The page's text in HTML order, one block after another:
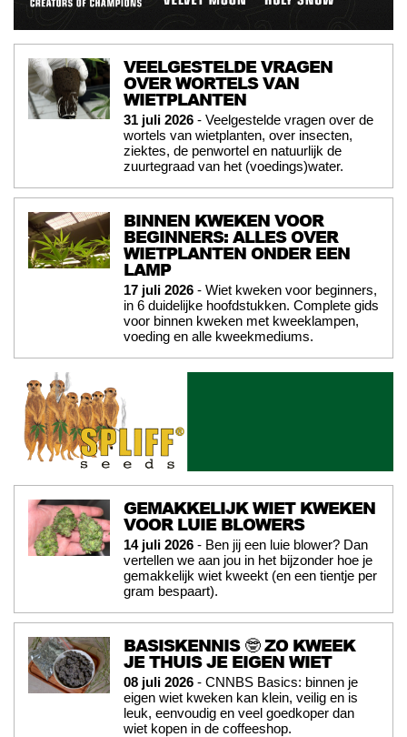
VEELGESTELDE VRAGEN
OVER WORTELS VAN
WIETPLANTEN
31 juli 2026 - Veelgestelde vragen over de
wortels van wietplanten, over insecten,
ziektes, de penwortel en natuurlijk de
zuurtegraad van het (voedings)water.
BINNEN KWEKEN VOOR
BEGINNERS: ALLES OVER
WIETPLANTEN ONDER EEN
LAMP
17 juli 2026 - Wiet kweken voor beginners,
in 6 duidelijke hoofdstukken. Complete gids
voor binnen kweken met kweeklampen,
voeding en alle kweekmediums.
GEMAKKELIJK WIET KWEKEN
VOOR LUIE BLOWERS
14 juli 2026 - Ben jij een luie blower? Dan
vertellen we aan jou in het bijzonder hoe je
gemakkelijk wiet kweekt (en een tientje per
gram bespaart).
BASISKENNIS 🤓 ZO KWEEK
JE THUIS JE EIGEN WIET
08 juli 2026 - CNNBS Basics: binnen je
eigen wiet kweken kan klein, veilig en is
leuk, eenvoudig en veel goedkoper dan
wiet kopen in de coffeeshop.